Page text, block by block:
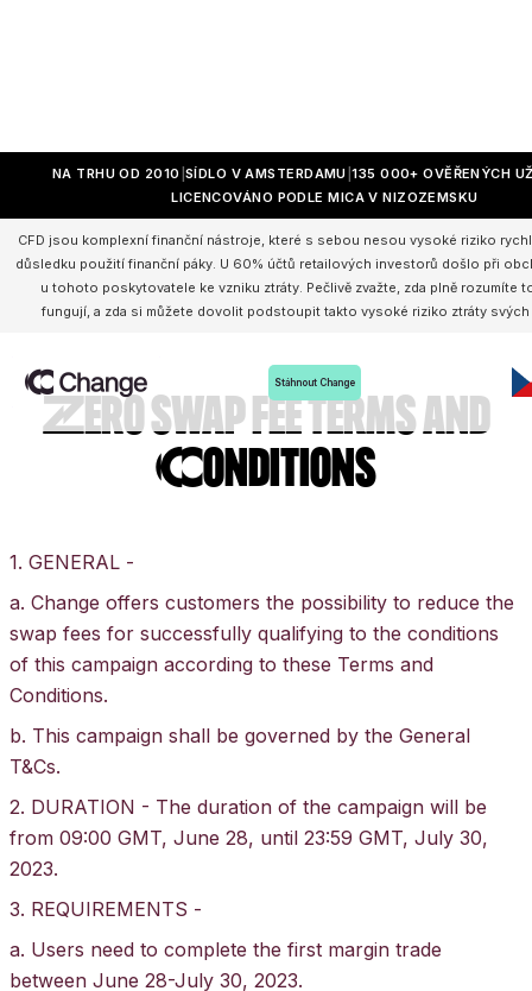
NA TRHU OD 2010 SÍDLO V AMSTERDAMU 135 000+ OVĚŘENÝCH
LICENCOVÁNO PODLE MICA V NIZOZEMSKU
CFD jsou komplexní finanční nástroje, které s sebou nesou vysoké riziko
důsledku použití finanční páky. U 60% účtů retailových investorů došlo při
u tohoto poskytovatele ke vzniku ztráty. Pečlivě zvažte, zda plně rozumíte
fungují, a zda si můžete dovolit podstoupit takto vysoké riziko ztráty
Stáhnout Change
Zero swap fee Terms and
Conditions
1. GENERAL -
a. Change offers customers the possibility to reduce the
swap fees for successfully qualifying to the conditions
of this campaign according to these Terms and
Conditions.
b. This campaign shall be governed by the General
T&Cs.
2. DURATION - The duration of the campaign will be
from 09:00 GMT, June 28, until 23:59 GMT, July 30,
2023.
3. REQUIREMENTS -
a. Users need to complete the first margin trade
between June 28-July 30, 2023.